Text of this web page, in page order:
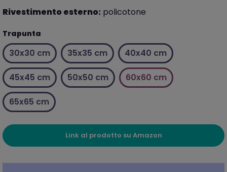
Rivestimento esterno: policotone
Trapunta
30x30 cm 35x35 cm 40x40 cm
45x45 cm 50x50 cm 60x60 cm
65x65 cm
Link al prodotto su Amazon